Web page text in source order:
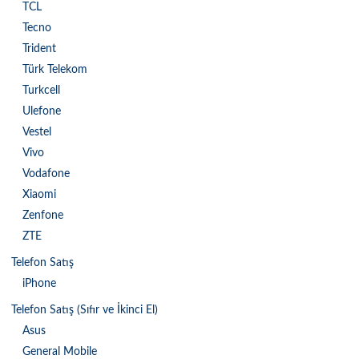
TCL
Tecno
Trident
Türk Telekom
Turkcell
Ulefone
Vestel
Vivo
Vodafone
Xiaomi
Zenfone
ZTE
Telefon Satış
iPhone
Telefon Satış (Sıfır ve İkinci El)
Asus
General Mobile